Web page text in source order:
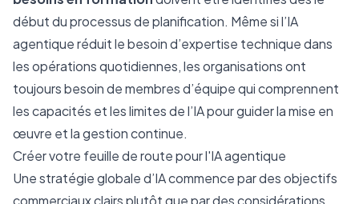
début du processus de planification. Même si l’IA
agentique réduit le besoin d’expertise technique dans
les opérations quotidiennes, les organisations ont
toujours besoin de membres d’équipe qui comprennent
les capacités et les limites de l’IA pour guider la mise en
œuvre et la gestion continue.
Créer votre feuille de route pour l'IA agentique
Une stratégie globale d’IA commence par des objectifs
commerciaux clairs plutôt que par des considérations